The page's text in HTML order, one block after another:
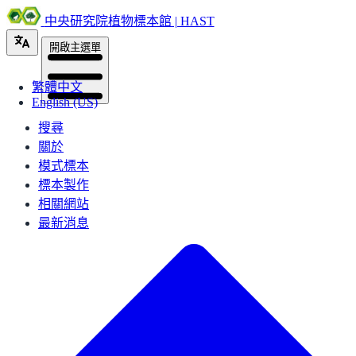
中央研究院植物標本館 | HAST
繁體中文
English (US)
開啟主選單
搜尋
關於
模式標本
標本製作
相關網站
最新消息